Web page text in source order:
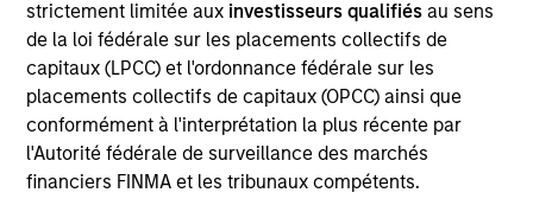
strictement limitée aux investisseurs qualifiésau sens
de la loi fédérale sur les placements collectifs de
capitaux (LPCC) et l'ordonnance fédérale sur les
placements collectifs de capitaux (OPCC) ainsi que
conformément à l'interprétation la plus récente par
l'Autorité fédérale de surveillance des marchés
financiers FINMA et les tribunaux compétents.
YEARS OF INDUSTRY EXPERIENCE
32 Years